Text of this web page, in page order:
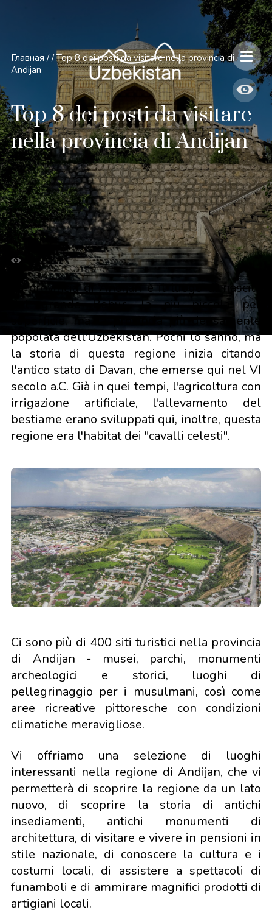
Главная / / Top 8 dei posti da visitare nella provincia di
Andijan
Top 8 dei posti da visitare
nella provincia di Andijan
La provincia di Andijan è il luogo di nascita
del grande Bobur, la più piccola per
superficie, ma la provincia più densamente
popolata dell'Uzbekistan. Pochi lo sanno, ma
la storia di questa regione inizia citando
l'antico stato di Davan, che emerse qui nel VI
secolo a.C. Già in quei tempi, l'agricoltura con
irrigazione artificiale, l'allevamento del
bestiame erano sviluppati qui, inoltre, questa
regione era l'habitat dei "cavalli celesti".
Ci sono più di 400 siti turistici nella provincia
di Andijan - musei, parchi, monumenti
archeologici e storici, luoghi di
pellegrinaggio per i musulmani, così come
aree ricreative pittoresche con condizioni
climatiche meravigliose.
Vi offriamo una selezione di luoghi
interessanti nella regione di Andijan, che vi
permetterà di scoprire la regione da un lato
nuovo, di scoprire la storia di antichi
insediamenti, antichi monumenti di
architettura, di visitare e vivere in pensioni in
stile nazionale, di conoscere la cultura e i
costumi locali, di assistere a spettacoli di
funamboli e di ammirare magnifici prodotti di
artigiani locali.